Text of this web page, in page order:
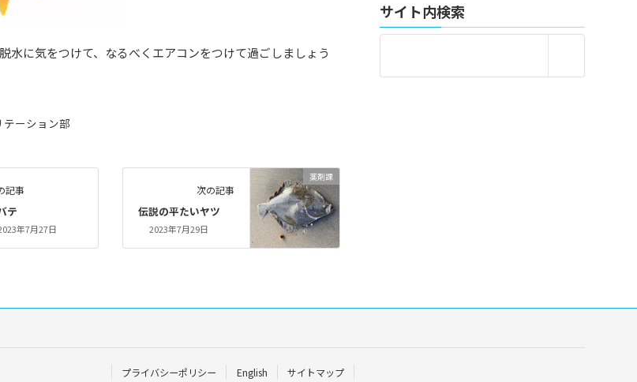
水に気をつけて、なるべくエアコンをつけて過ごしましょう
テーション部
記事
テ
年7月27日
薬剤課
次の記事
伝説の平たいヤツ
2023年7月29日
サイト内検索
プライバシーポリシー English サイトマップ